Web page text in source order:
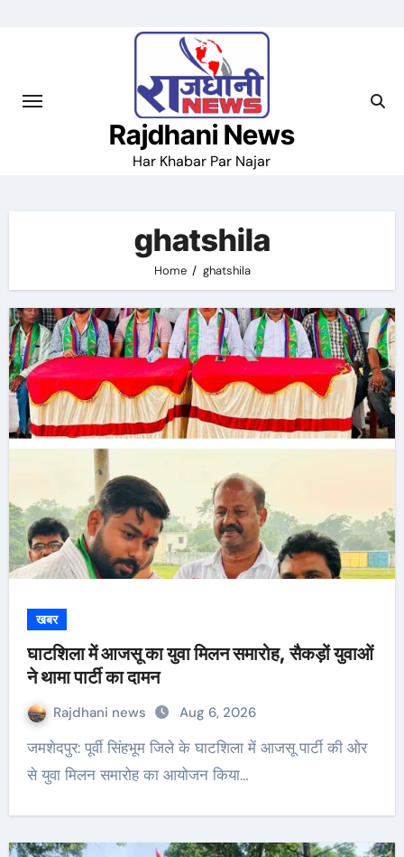
Rajdhani News
Har Khabar Par Najar
ghatshila
Home ghatshila
खबर
घाटशिला में आजसू का युवा मिलन समारोह, सैकड़ों युवाओं
ने थामा पार्टी का दामन
Rajdhani news Aug 6, 2026
जमशेदपुर: पूर्वी सिंहभूम जिले के घाटशिला में आजसू पार्टी की ओर
से युवा मिलन समारोह का आयोजन किया…